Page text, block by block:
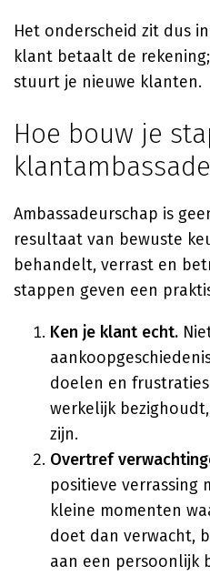
Het onderscheid zit dus
klant betaalt de
stuurt je nieuwe klanten.
Hoe bouw je
Ambassadeurschap is
resultaat van bewuste
behandelt, verrast en
stappen geven een
Ken je klant echt.
doelen en
werkelijk
zijn.
Overtref
positieve verrassing
kleine momenten
doet dan verwacht,
aan een persoonlijk